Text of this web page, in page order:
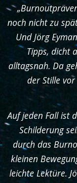
noch nicht zu
Und Jörg
Tipps, dicht
alltagsnah. Da
der Stille
Auf jeden Fall ist
Schilderung
durch das
kleinen
leichte Lektüre.